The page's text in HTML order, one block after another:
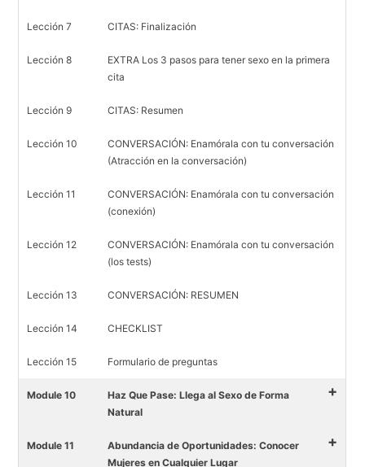
Lección 7 CITAS: Finalización
Lección 8
EXTRA Los 3 pasos para tener sexo en la primera
cita
Lección 9 CITAS: Resumen
Lección 10
CONVERSACIÓN: Enamórala con tu conversación
(Atracción en la conversación)
Lección 11
CONVERSACIÓN: Enamórala con tu conversación
(conexión)
Lección 12
CONVERSACIÓN: Enamórala con tu conversación
(los tests)
Lección 13 CONVERSACIÓN: RESUMEN
Lección 14 CHECKLIST
Lección 15 Formulario de preguntas
Module 10
Haz Que Pase: Llega al Sexo de Forma
Natural
+
Module 11
Abundancia de Oportunidades: Conocer
Mujeres en Cualquier Lugar
+